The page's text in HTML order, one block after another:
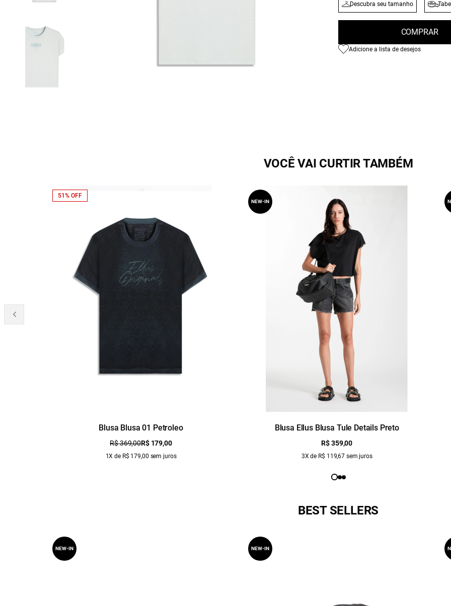
Descubra seu tamanho
COMPRAR
Adicione a lista de desejos
VOCÊ VAI CURTIR TAMBÉM
Blusa Blusa 01 Petroleo
R$ 369,00R$ 179,00
1X de R$ 179,00 sem juros
51% OFF
Blusa Ellus Blusa Tule Details Preto
R$ 359,00
3X de R$ 119,67 sem juros
NEW-IN
BEST SELLERS
NEW-IN NEW-IN